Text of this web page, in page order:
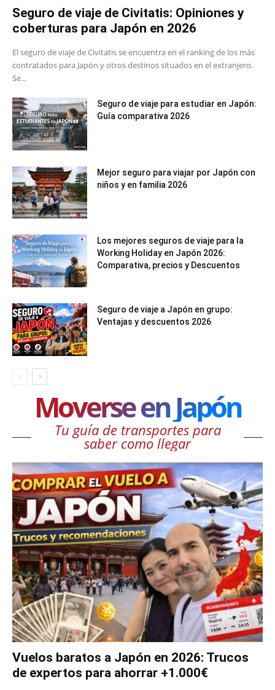
Seguro de viaje de Civitatis: Opiniones y
coberturas para Japón en 2026
El seguro de viaje de Civitatis se encuentra en el ranking de los más
contratados para Japón y otros destinos situados en el extranjero.
Se...
Seguro de viaje para estudiar en Japón:
Guía comparativa 2026
Mejor seguro para viajar por Japón con
niños y en familia 2026
Los mejores seguros de viaje para la
Working Holiday en Japón 2026:
Comparativa, precios y Descuentos
Seguro de viaje a Japón en grupo:
Ventajas y descuentos 2026
Moverse en Japón
Tu guía de transportes para
saber como llegar
Vuelos baratos a Japón en 2026: Trucos
de expertos para ahorrar +1.000€